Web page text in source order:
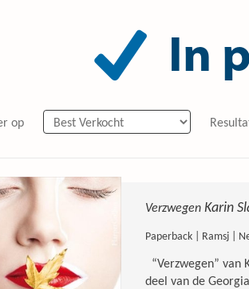
In
op
Verzwegen Karin
Paperback | Ramsj |
“Verzwegen” van
deel van de